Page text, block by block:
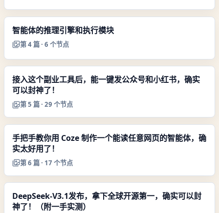
智能体的推理引擎和执行模块
第4篇 · 6 个节点
接入这个副业工具后，能一键发公众号和小红书，确实
可以封神了！
第5 篇 · 29 个节点
手把手教你用 Coze 制作一个能读任意网页的智能体，确
实太好用了！
第6 篇 · 17 个节点
DeepSeek-V3.1发布，拿下全球开源第一，确实可以封
神了！（附一手实测）